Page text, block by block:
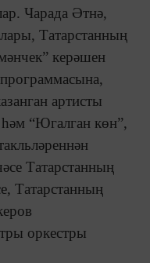
Чарада Әтнә,
Татарстанның
керәшен
артисты
“Югалган көн”,
Татарстанның
Татарстанның
оркестры